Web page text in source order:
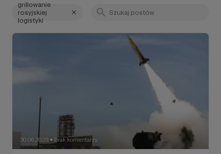
grillowanie
rosyjskiej
logistyki
30.06.2023 ● Brak komentarzy